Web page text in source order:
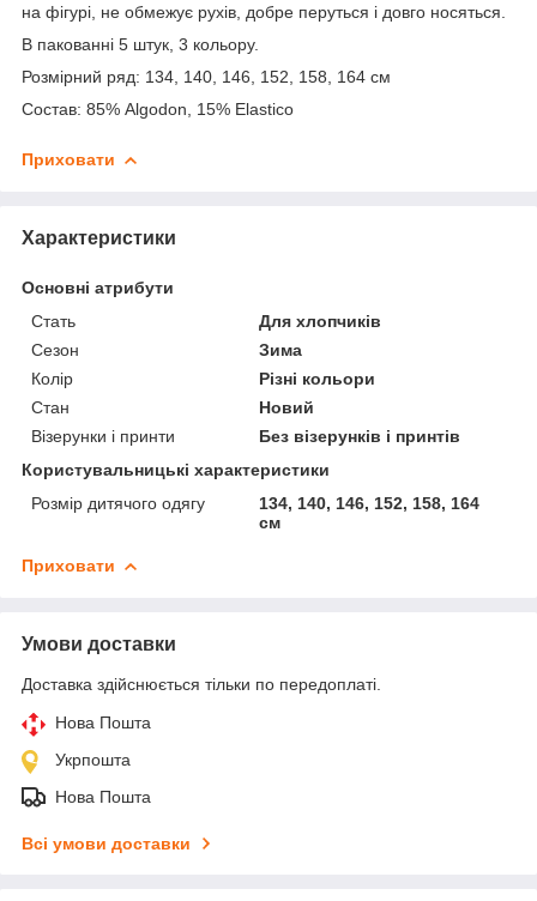
на фігурі, не обмежує рухів, добре перуться і довго носяться.
В пакованні 5 штук, 3 кольору.
Розмірний ряд: 134, 140, 146, 152, 158, 164 см
Состав: 85% Algodon, 15% Elastico
Приховати
Характеристики
Основні атрибути
Стать
Для хлопчиків
Сезон
Зима
Колір
Різні кольори
Стан
Новий
Візерунки і принти
Без візерунків і принтів
Користувальницькі характеристики
Розмір дитячого одягу
134, 140, 146, 152, 158, 164
см
Приховати
Умови доставки
Доставка здійснюється тільки по передоплаті.
Нова Пошта
Укрпошта
Нова Пошта
Всі умови доставки